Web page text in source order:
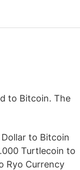
to Bitcoin. The
Dollar to Bitcoin
Turtlecoin to
Ryo Currency